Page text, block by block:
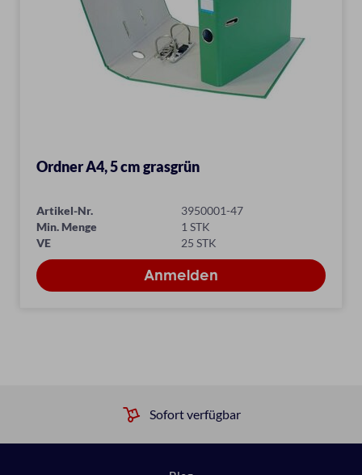
Ordner A4, 5 cm grasgrün
Artikel-Nr.
3950001-47
Min. Menge
1 STK
VE
25 STK
Sofort verfügbar